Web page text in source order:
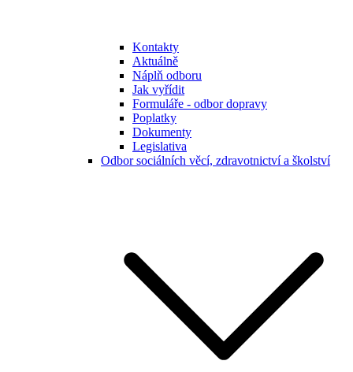
Kontakty
Aktuálně
Náplň odboru
Jak vyřídit
Formuláře - odbor dopravy
Poplatky
Dokumenty
Legislativa
Odbor sociálních věcí, zdravotnictví a školství